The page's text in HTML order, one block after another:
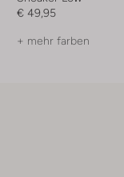
€ 49,95
+ mehr farben